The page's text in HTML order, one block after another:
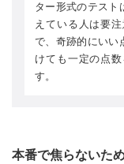
ター形式のテスト
えている人は要
で、奇跡的にいい
けても一定の点
す。
本番で焦らないた